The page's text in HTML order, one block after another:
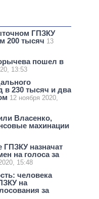
ГПЗКУ
200 тысяч 13
пошел в
13:53
в 230 тысяч и два
12 ноября 2020,
Власенко,
махинации
ГПЗКУ назначат
на голоса за
15:48
человека
на
за